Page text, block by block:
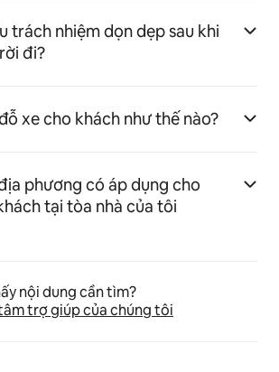
trách nhiệm dọn dẹp sau khi
đi?
xe cho khách như thế nào?
phương có áp dụng cho
tại tòa nhà của tôi
nội dung cần tìm?
trợ giúp của chúng tôi